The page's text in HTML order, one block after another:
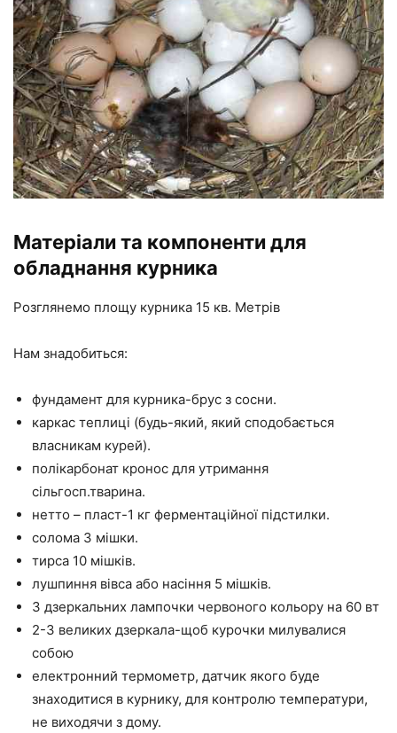
Матеріали та компоненти для
обладнання курника
Розглянемо площу курника 15 кв. Метрів
Нам знадобиться:
фундамент для курника-брус з сосни.
каркас теплиці (будь-який, який сподобається
власникам курей).
полікарбонат кронос для утримання
сільгосп.тварина.
нетто – пласт-1 кг ферментаційної підстилки.
солома 3 мішки.
тирса 10 мішків.
лушпиння вівса або насіння 5 мішків.
3 дзеркальних лампочки червоного кольору на 60 вт
2-3 великих дзеркала-щоб курочки милувалися
собою
електронний термометр, датчик якого буде
знаходитися в курнику, для контролю температури,
не виходячи з дому.